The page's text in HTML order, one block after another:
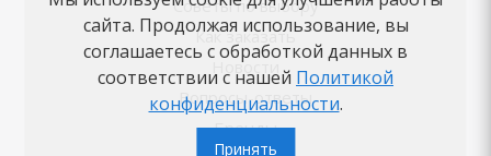
Советы по выбору
Как заказать
Новости
Вопросы-ответы
Бренды
сайта. Продолжая использование, вы
соглашаетесь с обработкой данных в
соответствии с нашей Политикой
конфиденциальности.
Принять